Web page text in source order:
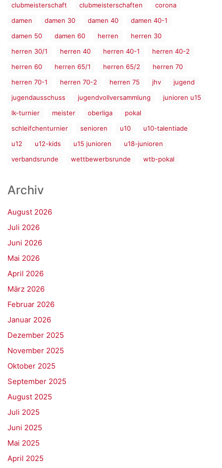
clubmeisterschaft
clubmeisterschaften
corona
damen
damen 30 damen 40
damen 40-1
damen 50
damen 60 herren
herren 30
herren 30/1
herren 40 herren 40-1
herren 40-2
herren 60
herren 65/1 herren 65/2
herren 70
herren 70-1
herren 70-2 herren 75 jhv
jugend
jugendausschuss
jugendvollversammlung
junioren u15
lk-turnier
meister oberliga
pokal
schleifchenturnier
senioren u10
u10-talentiade
u12
u12-kids u15 junioren
u18-junioren
verbandsrunde
wettbewerbsrunde wtb-pokal
Archiv
August 2026
Juli 2026
Juni 2026
Mai 2026
April 2026
März 2026
Februar 2026
Januar 2026
Dezember 2025
November 2025
Oktober 2025
September 2025
August 2025
Juli 2025
Juni 2025
Mai 2025
April 2025